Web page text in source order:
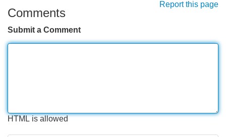
Report this page
Comments
Submit a Comment
HTML is allowed